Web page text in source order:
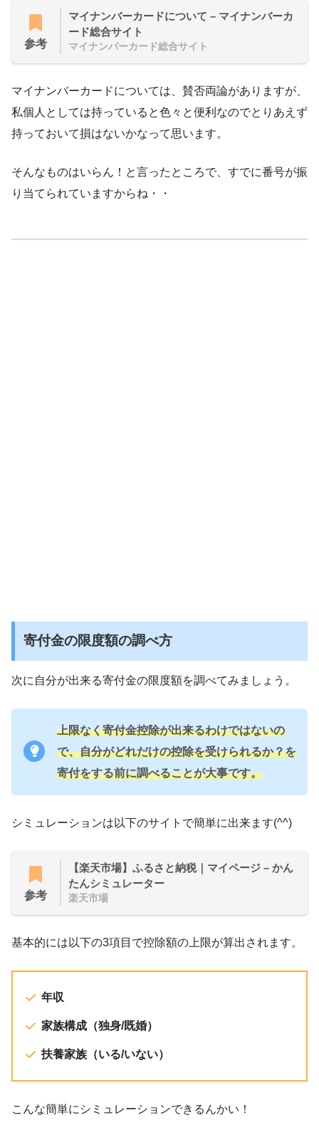
参考
マイナンバーカードについて – マイナンバーカ
ード総合サイト
マイナンバーカード総合サイト
マイナンバーカードについては、賛否両論がありますが、
私個人としては持っていると色々と便利なのでとりあえず
持っておいて損はないかなって思います。
そんなものはいらん！と言ったところで、すでに番号が振
り当てられていますからね・・
寄付金の限度額の調べ方
次に自分が出来る寄付金の限度額を調べてみましょう。
上限なく寄付金控除が出来るわけではないの
で、自分がどれだけの控除を受けられるか？を
寄付をする前に調べることが大事です。
シミュレーションは以下のサイトで簡単に出来ます(^^)
参考
【楽天市場】ふるさと納税｜マイページ – かん
たんシミュレーター
楽天市場
基本的には以下の3項目で控除額の上限が算出されます。
年収
家族構成（独身/既婚）
扶養家族（いる/いない）
こんな簡単にシミュレーションできるんかい！